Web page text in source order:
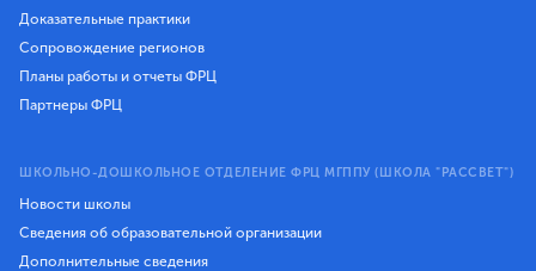
Доказательные практики
Сопровождение регионов
Планы работы и отчеты ФРЦ
Партнеры ФРЦ
ШКОЛЬНО-ДОШКОЛЬНОЕ ОТДЕЛЕНИЕ ФРЦ МГППУ (ШКОЛА "РАССВЕТ")
Новости школы
Сведения об образовательной организации
Дополнительные сведения